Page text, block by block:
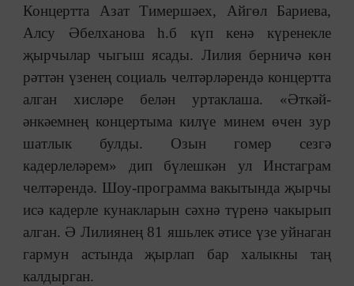
Концертта Азат Тимершәех, Айгөл Бариева,
Алсу Әбелханова һ.б күп кенә күренекле
җырчылар чыгыш ясады. Лилия берничә көн
рәттән үзенең социаль челтәрләрендә концертта
алган хисләре белән уртаклаша. «Әткәй-
әнкәемнең концертыма килүе минем өчен зур
шатлык булды. Озын гомер сезгә
кадерлеләрем» дип бүлешкән ул Инстаграм
челтәрендә. Шоу-программа вакытында җырчы
исә кадерле кунакларын сәхнә түренә чакырып
алган. Ә Лилиянең 81 яшьлек әтисе үзе уйнаган
гармун астында җырлап бар халыкны таң
калдырган.